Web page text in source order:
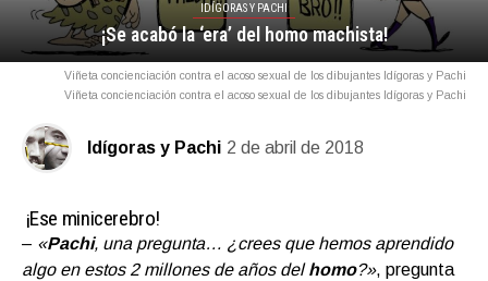
IDÍGORAS Y PACHI
¡Se acabó la ‘era’ del homo machista!
Viñeta concienciación contra el acoso sexual de los dibujantes Idígoras y Pachi
Viñeta concienciación contra el acoso sexual de los dibujantes Idígoras y Pachi
Idígoras y Pachi 2 de abril de 2018
¡Ese minicerebro!
– «Pachi, una pregunta… ¿crees que hemos aprendido
algo en estos 2 millones de años delhomo?», pregunta